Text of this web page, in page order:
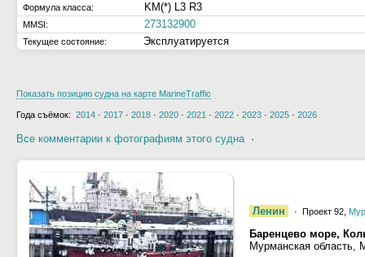
Формула класса: KM(*) L3 R3
MMSI: 273132900
Текущее состояние: Эксплуатируется
Показать позицию судна на карте MarineTraffic
Года съёмок: 2014 · 2017 · 2018 · 2020 · 2021 · 2022 · 2023 · 2025 · 2026
Все комментарии к фотографиям этого судна·
Ленин · Проект 92,
Баренцево море,
Мурманская область,